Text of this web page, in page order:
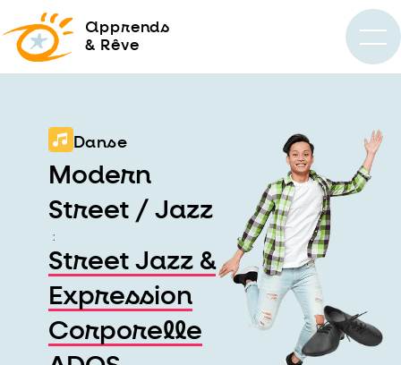
apprends
& Rêve
Danse
Modern
Street / Jazz
:
Street Jazz &
Expression
Corporelle